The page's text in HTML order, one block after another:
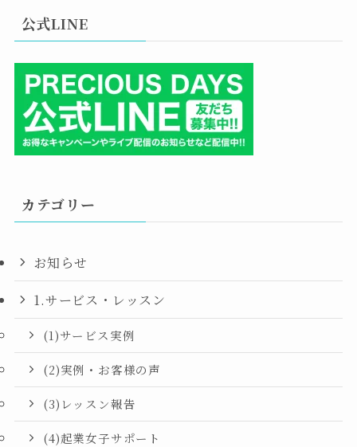
公式LINE
カテゴリー
お知らせ
1.サービス・レッスン
(1)サービス実例
(2)実例・お客様の声
(3)レッスン報告
(4)起業女子サポート